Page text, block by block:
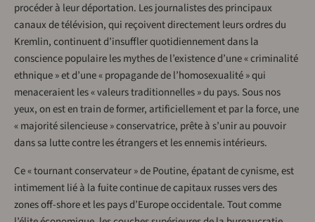
procéder à leur déportation. Les journalistes des principaux
canaux de télévision, qui reçoivent directement leurs ordres du
Kremlin, continuent d’insuffler quotidiennement dans la
conscience populaire les mythes de l’existence d’une « criminalité
ethnique » et d’une « propagande de l’homosexualité » qui
menaceraient les « valeurs traditionnelles » du pays. Sous nos
yeux, on est en train de former, artificiellement et par la force, une
« majorité silencieuse » conservatrice, prête à s’unir au pouvoir
dans sa lutte contre les étrangers et les ennemis intérieurs.
Ce « tournant conservateur » de Poutine, épatant de cynisme, est
intimement lié à la fuite continue de capitaux russes vers des
zones off-shore et les pays d’Europe occidentale. Tout comme